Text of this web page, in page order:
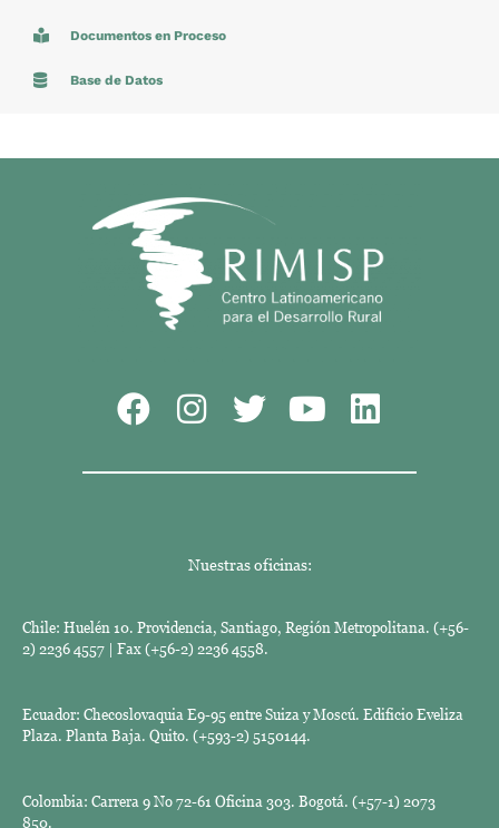
Documentos en Proceso
Base de Datos
Nuestras oficinas:
Chile: Huelén 10. Providencia, Santiago, Región Metropolitana. (+56-
2) 2236 4557 | Fax (+56-2) 2236 4558.
Ecuador: Checoslovaquia E9-95 entre Suiza y Moscú. Edificio Eveliza
Plaza. Planta Baja. Quito. (+593-2) 5150144.
Colombia: Carrera 9 No 72-61 Oficina 303. Bogotá. (+57-1) 2073
850.